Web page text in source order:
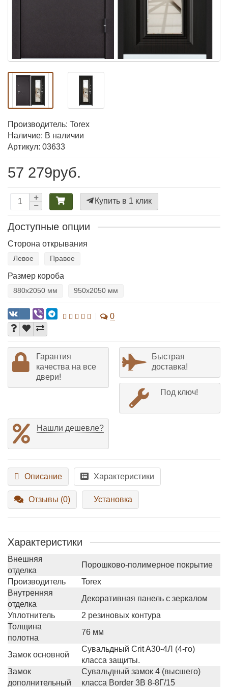
Производитель: Torex
Наличие: В наличии
Артикул: 03633
57 279руб.
Купить в 1 клик
Доступные опции
Сторона открывания
Левое Правое
Размер короба
880х2050 мм 950х2050 мм
0
Гарантия
качества на все
двери!
Быстрая
доставка!
Под ключ!
Нашли дешевле?
Описание Характеристики
Отзывы (0) Установка
Характеристики
Внешняя
отделка
Порошково-полимерное покрытие
Производитель
Torex
Внутренняя
отделка
Декоративная панель с зеркалом
Уплотнитель
2 резиновых контура
Толщина
полотна
76 мм
Замок основной
Сувальдный Crit A30-4Л (4-го)
класса защиты.
Замок
дополнительный
Сувальдный замок 4 (высшего)
класса Border 3В 8-8Г/15